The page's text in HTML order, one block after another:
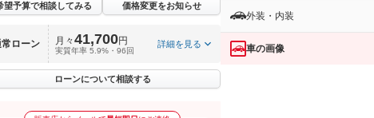
望予算で相談してみる 価格変更をお知らせ
ローン 月々41,700円
実質年率 5.9%・96回
詳細を見る
ローンについて相談する
外装・内装
車の画像